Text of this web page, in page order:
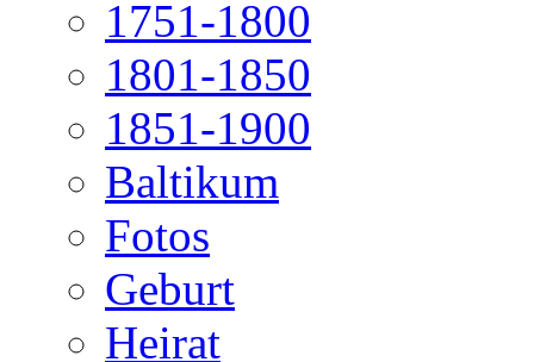
1751-1800
1801-1850
1851-1900
Baltikum
Fotos
Geburt
Heirat